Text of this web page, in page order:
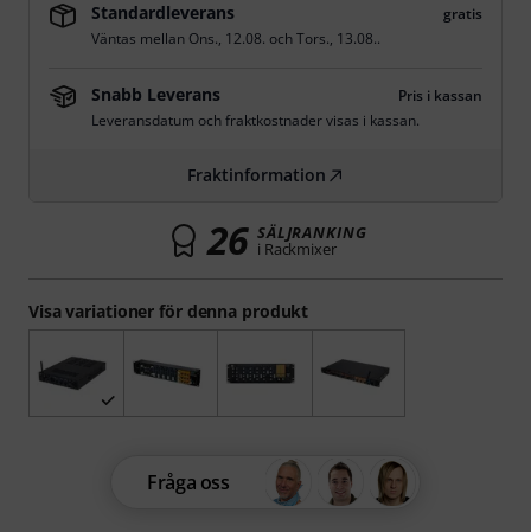
Visa variationer för denna produkt
Standardleverans
gratis
Väntas mellan Ons., 12.08. ochTors., 13.08..
Snabb Leverans
Pris i kassan
Leveransdatum och fraktkostnader visas i kassan.
Fraktinformation
26 SÄLJRANKING
i Rackmixer
Fråga oss